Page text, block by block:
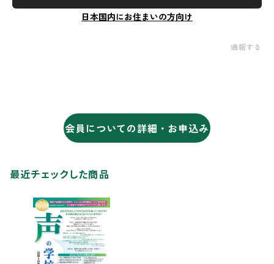
日本国内にお住まいの方向け
通報する
会員についての詳細・お申込み
最近チェックした商品